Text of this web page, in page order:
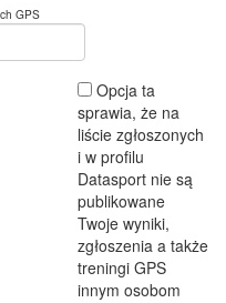
GPS
Opcja ta
sprawia, że na
liście zgłoszonych
i w profilu
Datasport nie są
publikowane
Twoje wyniki,
zgłoszenia a także
treningi GPS
innym osobom